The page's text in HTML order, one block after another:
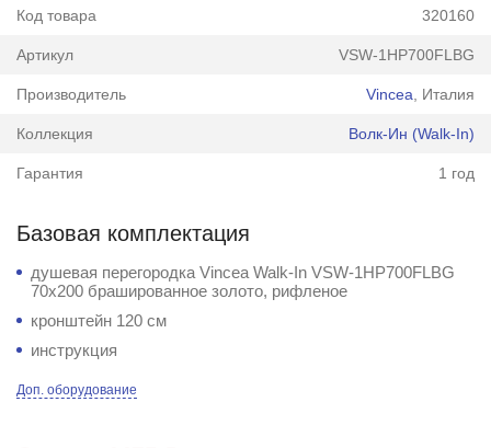
Код товара 320160
Артикул VSW-1HP700FLBG
Производитель Vincea , Италия
Коллекция Волк-Ин (Walk-In)
Гарантия 1 год
Базовая комплектация
душевая перегородка Vincea Walk-In VSW-1HP700FLBG
70x200 брашированное золото, рифленое
кронштейн 120 см
инструкция
Доп. оборудование